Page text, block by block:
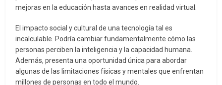
mejoras en la educación hasta avances en realidad virtual.
El impacto social y cultural de una tecnología tal es
incalculable. Podría cambiar fundamentalmente cómo las
personas perciben la inteligencia y la capacidad humana.
Además, presenta una oportunidad única para abordar
algunas de las limitaciones físicas y mentales que enfrentan
millones de personas en todo el mundo.